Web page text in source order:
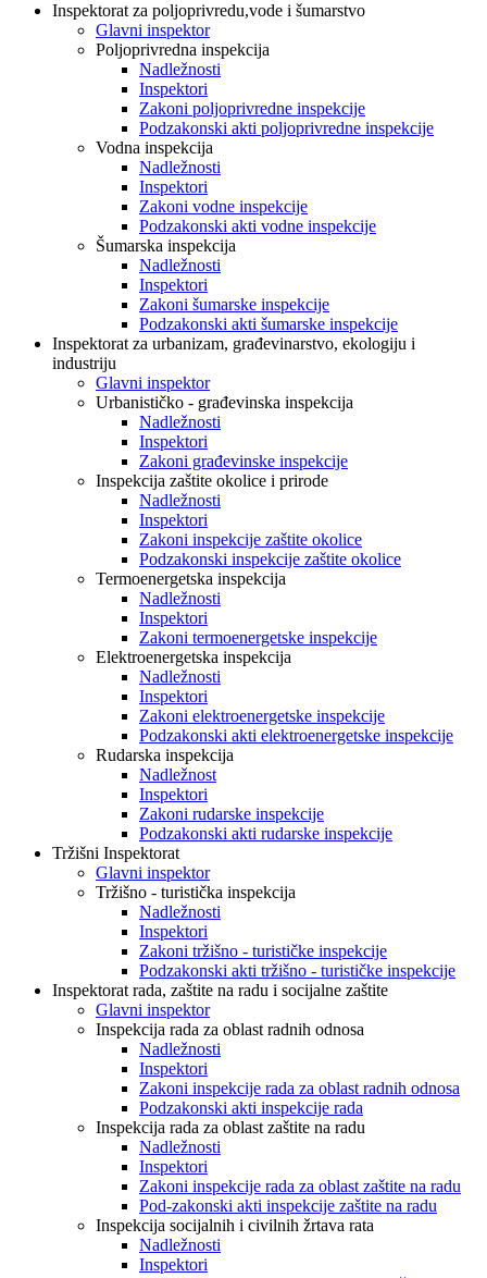
Inspektorat za poljoprivredu,vode i šumarstvo
Glavni inspektor
Poljoprivredna inspekcija
Nadležnosti
Inspektori
Zakoni poljoprivredne inspekcije
Podzakonski akti poljoprivredne inspekcije
Vodna inspekcija
Nadležnosti
Inspektori
Zakoni vodne inspekcije
Podzakonski akti vodne inspekcije
Šumarska inspekcija
Nadležnosti
Inspektori
Zakoni šumarske inspekcije
Podzakonski akti šumarske inspekcije
Inspektorat za urbanizam, građevinarstvo, ekologiju i
industriju
Glavni inspektor
Urbanističko - građevinska inspekcija
Nadležnosti
Inspektori
Zakoni građevinske inspekcije
Inspekcija zaštite okolice i prirode
Nadležnosti
Inspektori
Zakoni inspekcije zaštite okolice
Podzakonski inspekcije zaštite okolice
Termoenergetska inspekcija
Nadležnosti
Inspektori
Zakoni termoenergetske inspekcije
Elektroenergetska inspekcija
Nadležnosti
Inspektori
Zakoni elektroenergetske inspekcije
Podzakonski akti elektroenergetske inspekcije
Rudarska inspekcija
Nadležnost
Inspektori
Zakoni rudarske inspekcije
Podzakonski akti rudarske inspekcije
Tržišni Inspektorat
Glavni inspektor
Tržišno - turistička inspekcija
Nadležnosti
Inspektori
Zakoni tržišno - turističke inspekcije
Podzakonski akti tržišno - turističke inspekcije
Inspektorat rada, zaštite na radu i socijalne zaštite
Glavni inspektor
Inspekcija rada za oblast radnih odnosa
Nadležnosti
Inspektori
Zakoni inspekcije rada za oblast radnih odnosa
Podzakonski akti inspekcije rada
Inspekcija rada za oblast zaštite na radu
Nadležnosti
Inspektori
Zakoni inspekcije rada za oblast zaštite na radu
Pod-zakonski akti inspekcije zaštite na radu
Inspekcija socijalnih i civilnih žrtava rata
Nadležnosti
Inspektori